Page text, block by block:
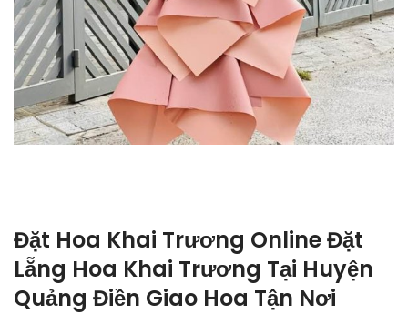
Đặt Hoa Khai Trương Online Đặt
Lẵng Hoa Khai Trương Tại Huyện
Quảng Điền Giao Hoa Tận Nơi